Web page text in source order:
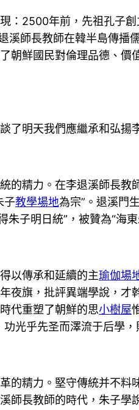
：2500年前，先祖孔子
溪師長教師在韓半島傳播
朝鮮國民對倫理品德、
了明天我們應繼承和弘揚
的精力。在李退溪師長教
子教學場地為宗”。退溪門
朱子明日統”，被贊為“海東
以傳承和延續的主瑜伽場
夜旗，批評異端學說，
代重塑了朝鮮的思小樹屋
光乎先圣而澤流于后學
的精力。堅守傳統并不
師長教師的時代，朱子